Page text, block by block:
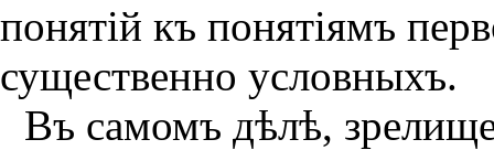
понятiй къ понятiямъ
существенно условныхъ.
Въ самомъ дѣлѣ,